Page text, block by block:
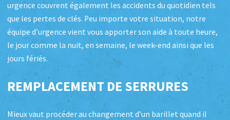
urgence couvrent également les accidents du quotidien tels
que les pertes de clés. Peu importe votre situation, notre
équipe d’urgence vient vous apporter son aide à toute heure,
le jour comme la nuit, en semaine, le week-end ainsi que les
jours fériés.
REMPLACEMENT DE SERRURES
Mieux vaut procéder au changement d’un barillet quand il